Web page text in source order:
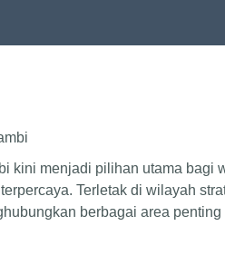
kini menjadi pilihan utama bagi
Terletak di wilayah
berbagai area